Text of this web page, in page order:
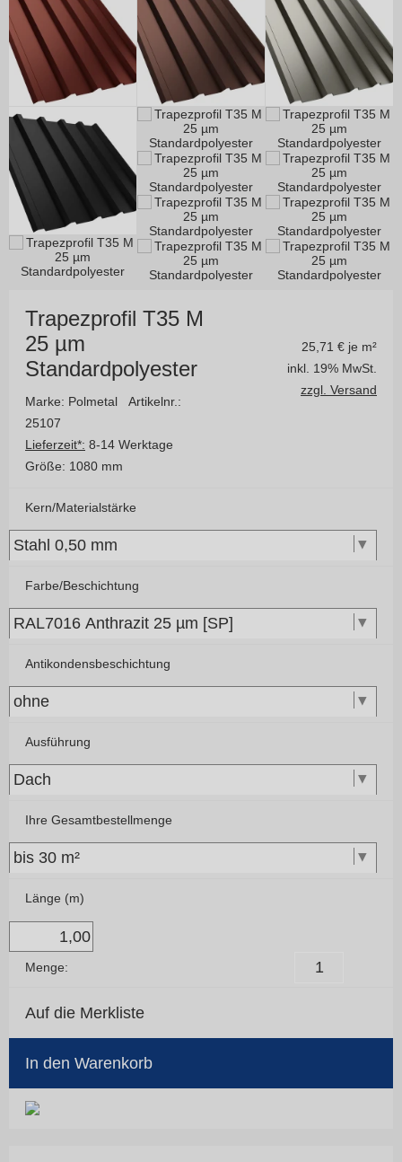
Trapezprofil T35 M
25 µm
Standardpolyester
Marke: Polmetal Artikelnr.:
25107
Lieferzeit*: 8-14 Werktage
Größe: 1080 mm
25,71 € je m²
inkl. 19% MwSt.
zzgl. Versand
Kern/Materialstärke
Farbe/Beschichtung
Antikondensbeschichtung
Ausführung
Ihre Gesamtbestellmenge
Länge (m)
Menge:
Auf die Merkliste
In den Warenkorb